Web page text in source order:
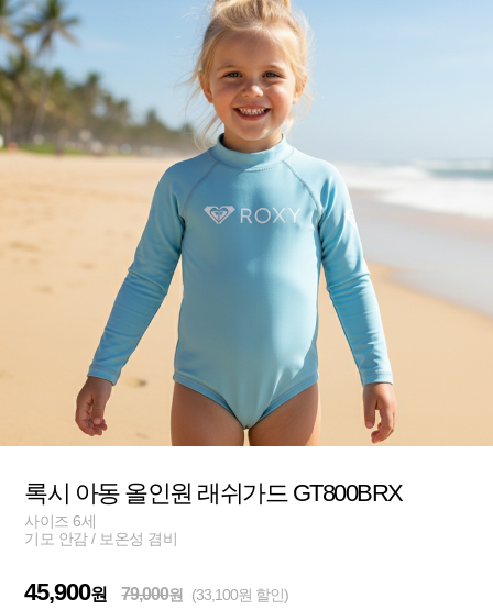
록시 아동 올인원 래쉬가드 GT800BRX
사이즈 6세
기모 안감 / 보온성 겸비
45,900원 79,000원 (33,100원 할인)